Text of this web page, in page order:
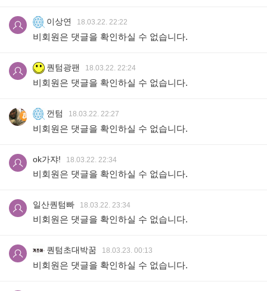
이상연 18.03.22. 22:22
비회원은 댓글을 확인하실 수 없습니다.
퀀텀광팬 18.03.22. 22:24
비회원은 댓글을 확인하실 수 없습니다.
껀텀 18.03.22. 22:27
비회원은 댓글을 확인하실 수 없습니다.
ok가쟈! 18.03.22. 22:34
비회원은 댓글을 확인하실 수 없습니다.
일산퀀텀빠 18.03.22. 23:34
비회원은 댓글을 확인하실 수 없습니다.
퀀텀초대박꿈 18.03.23. 00:13
비회원은 댓글을 확인하실 수 없습니다.